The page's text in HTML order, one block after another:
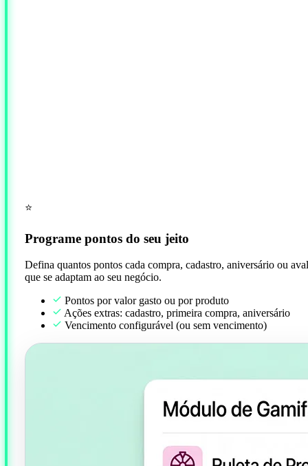
⭐
Programe pontos do seu jeito
Defina quantos pontos cada compra, cadastro, aniversário ou
que se adaptam ao seu negócio.
Pontos por valor gasto ou por produto
Ações extras: cadastro, primeira compra, aniversário
Vencimento configurável (ou sem vencimento)